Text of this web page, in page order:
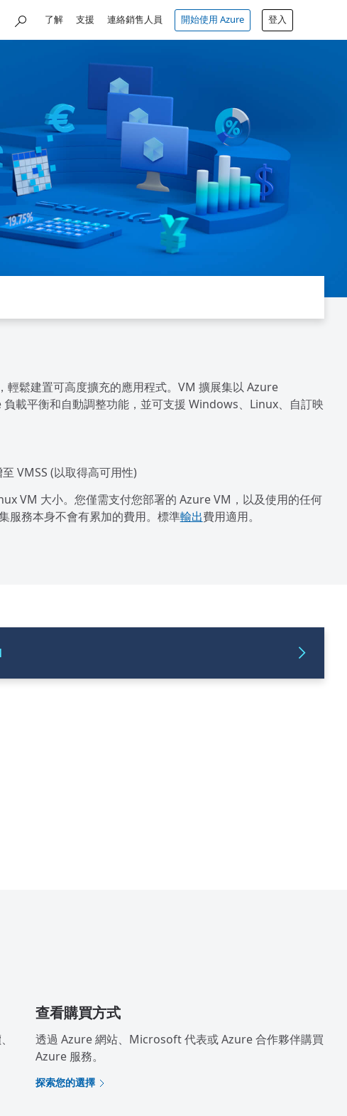
了解 支援 連絡銷售人員 開始使用 Azure 登入
鬆建置可高度擴充的應用程式。VM 擴展集以 Azure
載平衡和自動調整功能，並可支援 Windows、Linux、自訂映
VMSS (以取得高可用性)
VM 大小。您僅需支付您部署的 Azure VM，以及使用的任何
服務本身不會有累加的費用。標準輸出費用適用。
查看購買方式
透過 Azure 網站、Microsoft 代表或 Azure 合作夥伴購買
Azure 服務。
探索您的選擇